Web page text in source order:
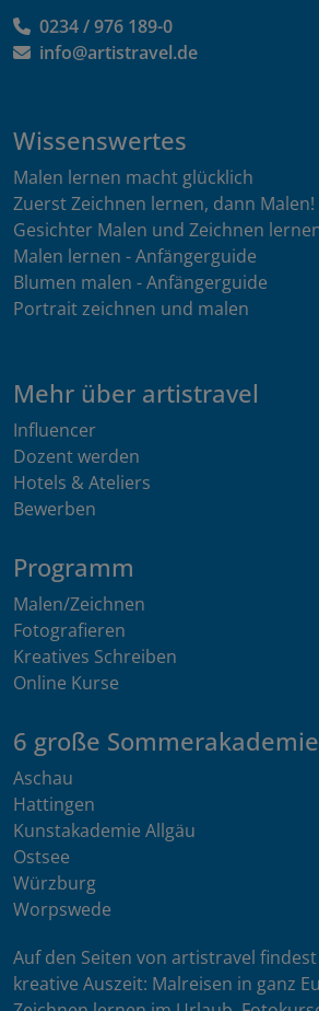
0234 / 976 189-0
info@artistravel.de
Wissenswertes
Malen lernen macht glücklich
Zuerst Zeichnen lernen, dann Malen!
Gesichter Malen und Zeichnen
Malen lernen - Anfängerguide
Blumen malen - Anfängerguide
Portrait zeichnen und malen
Mehr über artistravel
Influencer
Dozent werden
Hotels & Ateliers
Bewerben
Programm
Malen/Zeichnen
Fotografieren
Kreatives Schreiben
Online Kurse
6 große
Aschau
Hattingen
Kunstakademie Allgäu
Ostsee
Würzburg
Worpswede
Auf den Seiten von artistravel
kreative Auszeit: Malreisen in ganz